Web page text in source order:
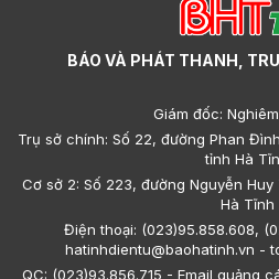
BÁO VÀ PHÁT THANH,
Giám đốc:
Trụ sở chính: Số 22, đường Phan
tỉnh Hà
Cơ sở 2: Số 223, đường Nguyễn
Hà Tĩnh
Điện thoại: (023)95.858.608,
hatinhdientu@baohatinh.vn -
QC: (023)93.856.715 - Email quảng